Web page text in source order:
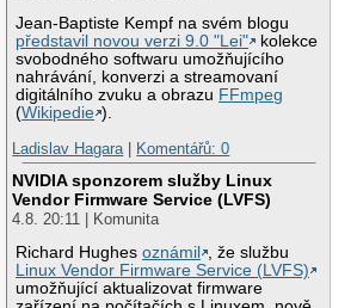
Jean-Baptiste Kempf na svém blogu
představil novou verzi 9.0 "Lei"
kolekce
svobodného softwaru umožňujícího
nahrávání, konverzi a streamovaní
digitálního zvuku a obrazu FFmpeg
(Wikipedie ).
Ladislav Hagara| Komentářů: 0
NVIDIA sponzorem služby Linux
Vendor Firmware Service (LVFS)
4.8. 20:11 | Komunita
Richard Hughesoznámil
, že službu
Linux Vendor Firmware Service (LVFS)
umožňující aktualizovat firmware